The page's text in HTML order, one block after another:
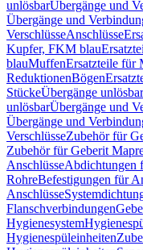
unlösbarÜbergänge und
Übergänge und
VerschlüsseAnschlüsse
Kupfer, FKM blau
blauMuffenErsatzteile für
ReduktionenBögen
StückeÜbergänge unlösbar
unlösbarÜbergänge und
Übergänge und
VerschlüsseZubehör für
Zubehör für Geberit
AnschlüsseAbdichtungen
RohreBefestigungen für
Anschlüsse
Flanschverbindungen
Hygienesystem
Hygienespüleinheiten